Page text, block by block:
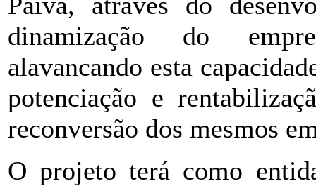
dinamização do
alavancando esta
potenciação e
reconversão dos mesmos
O projeto terá como